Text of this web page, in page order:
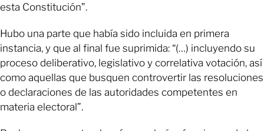
esta Constitución”.
Hubo una parte que había sido incluida en primera
instancia, y que al final fue suprimida: “(…) incluyendo su
proceso deliberativo, legislativo y correlativa votación, así
como aquellas que busquen controvertir las resoluciones
o declaraciones de las autoridades competentes en
materia electoral”.